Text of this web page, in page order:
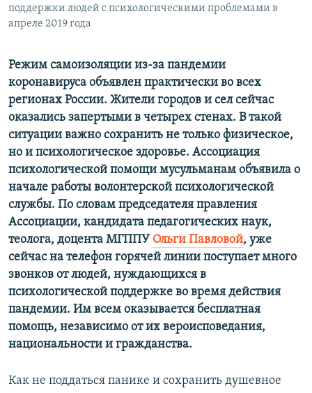
поддержки людей с психологическими проблемами в
апреле 2019 года
Режим самоизоляции из-за пандемии
коронавируса объявлен практически во всех
регионах России. Жители городов и сел сейчас
оказались запертыми в четырех стенах. В такой
ситуации важно сохранить не только физическое,
но и психологическое здоровье. Ассоциация
психологической помощи мусульманам объявила о
начале работы волонтерской психологической
службы. По словам председателя правления
Ассоциации, кандидата педагогических наук,
теолога, доцента МГППУ Ольги Павловой, уже
сейчас на телефон горячей линии поступает много
звонков от людей, нуждающихся в
психологической поддержке во время действия
пандемии. Им всем оказывается бесплатная
помощь, независимо от их вероисповедания,
национальности и гражданства.
Как не поддаться панике и сохранить душевное